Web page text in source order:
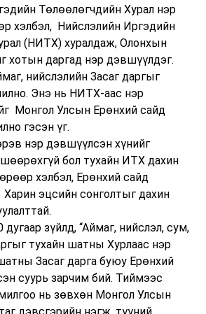
Төлөөлөгчдийн Хурал нэр
хэлбэл, Нийслэлийн Иргэдийн
(НИТХ) хуралдаж, Олонхын
хотын даргад нэр дэвшүүлдэг.
нийслэлийн Засаг даргыг
Энэ нь НИТХ-аас нэр
Монгол Улсын Ерөнхий сайд
гэсэн үг.
нэр дэвшүүлсэн хүнийг
бол тухайн ИТХ дахин
хэлбэл, Ерөнхий сайд
Харин эцсийн сонголтыг дахин
зүйлд, “Аймаг, нийслэл, сум,
тухайн шатны Хурлаас нэр
Засаг дарга буюу Ерөнхий
суурь зарчим бий. Тиймээс
нь зөвхөн Монгол Улсын